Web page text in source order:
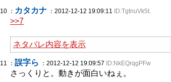
10 ： カタカナ ：2012-12-12 19:09:11 ID:TgtnuVk5t.
>>7
ネタバレ内容を表示
11 ： 誤字ら ：2012-12-12 19:09:57 ID:NkEQrqgPFw
さっくりと。動きが面白いねぇ。